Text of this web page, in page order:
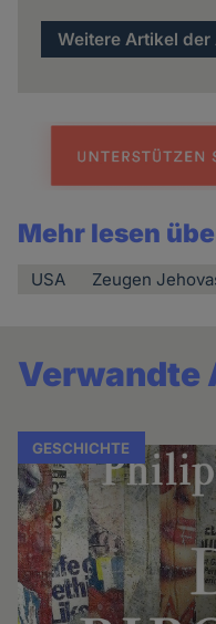
Weitere Artikel der
Mehr lesen
USA Zeugen
Verwandte
GESCHICHTE